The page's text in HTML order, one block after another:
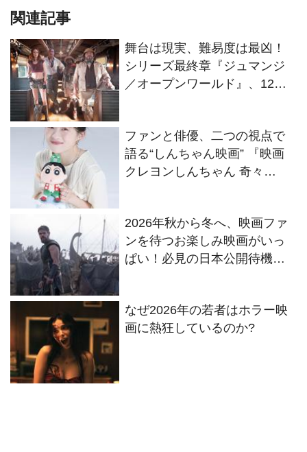
関連記事
舞台は現実、難易度は最凶！
シリーズ最終章『ジュマンジ
／オープンワールド』、12・
ファンと俳優、二つの視点で
語る“しんちゃん映画” 『映画
クレヨンしんちゃん 奇々
2026年秋から冬へ、映画ファ
ンを待つお楽しみ映画がいっ
ぱい！必見の日本公開待機作
なぜ2026年の若者はホラー映
画に熱狂しているのか?